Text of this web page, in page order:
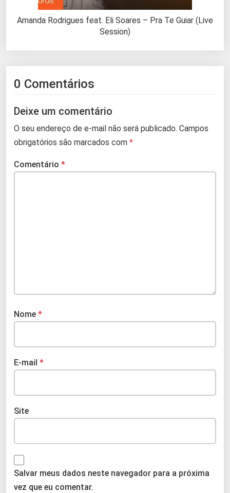
Amanda Rodrigues feat. Eli Soares – Pra Te Guiar (Live
Session)
0 Comentários
Deixe um comentário
O seu endereço de e-mail não será publicado. Campos
obrigatórios são marcados com *
Comentário *
Nome *
E-mail *
Site
Salvar meus dados neste navegador para a próxima
vez que eu comentar.